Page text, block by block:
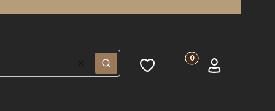
WyczyśćSzukaj Ulubione Produkty w koszyku:
Koszyk Zaloguj się